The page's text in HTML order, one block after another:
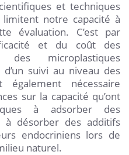
et techniques
notre capacité à
évaluation. C’est par
et du coût des
des microplastiques
suivi au niveau des
nécessaire
sur la capacité qu’ont
à adsorber des
à désorber des additifs
endocriniens lors de
naturel.